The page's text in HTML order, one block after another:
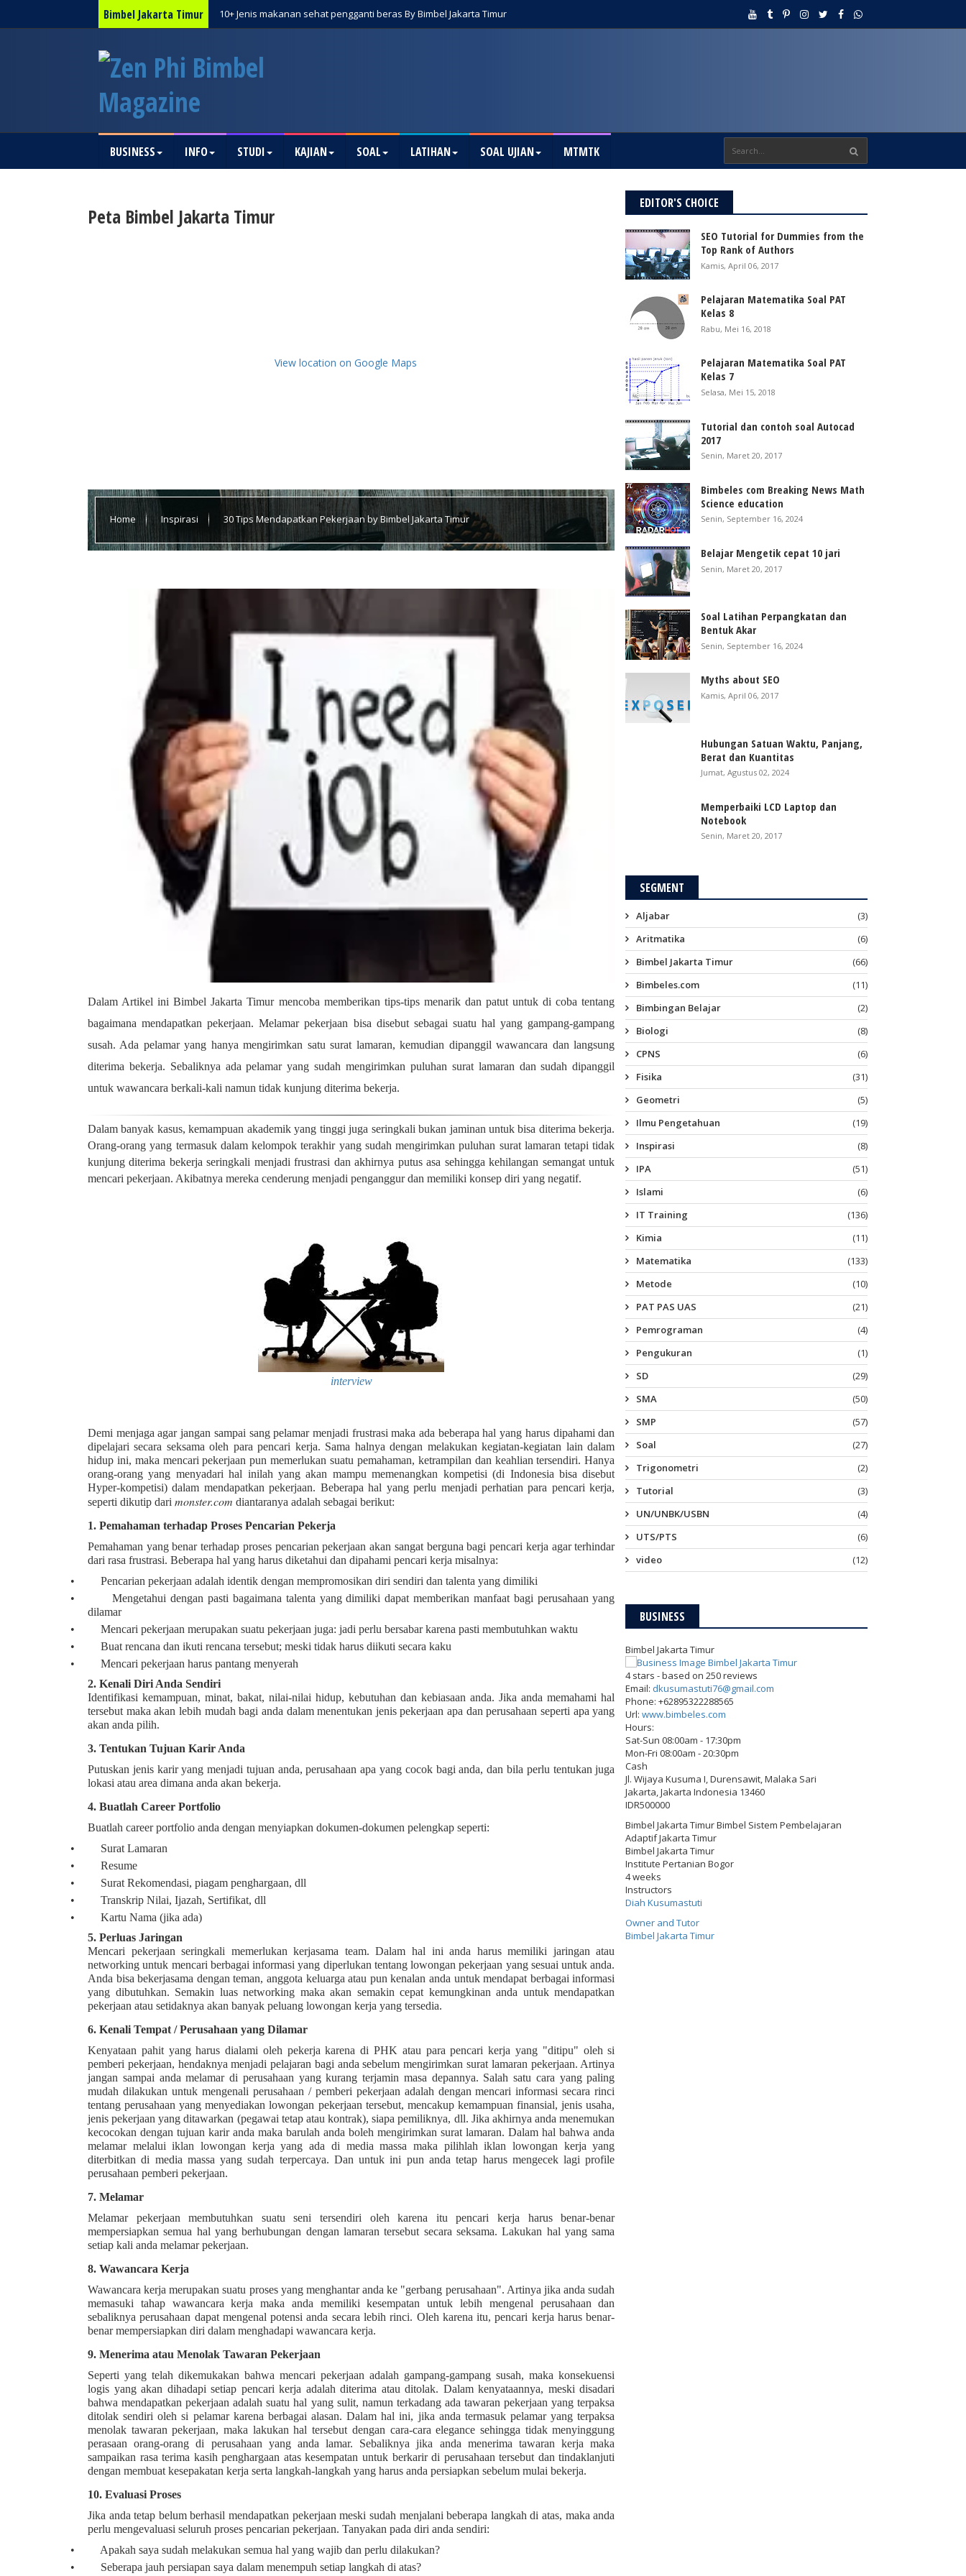
Bimbel Jakarta Timur 10+ Jenis makanan sehat pengganti beras By Bimbel Jakarta Timur
BUSINESS INFO STUDI KAJIAN SOAL LATIHAN SOAL UJIAN MTMTK
Peta Bimbel Jakarta Timur
View location on Google Maps
Home Inspirasi 30 Tips Mendapatkan Pekerjaan by Bimbel Jakarta Timur
Dalam Artikel ini Bimbel Jakarta Timur mencoba memberikan tips-tips menarik dan patut untuk di coba tentang
bagaimana mendapatkan pekerjaan. Melamar pekerjaan bisa disebut sebagai suatu hal yang gampang-gampang
susah. Ada pelamar yang hanya mengirimkan satu surat lamaran, kemudian dipanggil wawancara dan langsung
diterima bekerja. Sebaliknya ada pelamar yang sudah mengirimkan puluhan surat lamaran dan sudah dipanggil
untuk wawancara berkali-kali namun tidak kunjung diterima bekerja.
Dalam banyak kasus, kemampuan akademik yang tinggi juga seringkali bukan jaminan untuk bisa diterima bekerja.
Orang-orang yang termasuk dalam kelompok terakhir yang sudah mengirimkan puluhan surat lamaran tetapi tidak
kunjung diterima bekerja seringkali menjadi frustrasi dan akhirnya putus asa sehingga kehilangan semangat untuk
mencari pekerjaan. Akibatnya mereka cenderung menjadi penganggur dan memiliki konsep diri yang negatif.
interview
Demi menjaga agar jangan sampai sang pelamar menjadi frustrasi maka ada beberapa hal yang harus dipahami dan
dipelajari secara seksama oleh para pencari kerja. Sama halnya dengan melakukan kegiatan-kegiatan lain dalam
hidup ini, maka mencari pekerjaan pun memerlukan suatu pemahaman, ketrampilan dan keahlian tersendiri. Hanya
orang-orang yang menyadari hal inilah yang akan mampu memenangkan kompetisi (di Indonesia bisa disebut
Hyper-kompetisi) dalam mendapatkan pekerjaan. Beberapa hal yang perlu menjadi perhatian para pencari kerja,
seperti dikutip dari monster.com diantaranya adalah sebagai berikut:
1. Pemahaman terhadap Proses Pencarian Pekerja
Pemahaman yang benar terhadap proses pencarian pekerjaan akan sangat berguna bagi pencari kerja agar terhindar
dari rasa frustrasi. Beberapa hal yang harus diketahui dan dipahami pencari kerja misalnya:
•
Pencarian pekerjaan adalah identik dengan mempromosikan diri sendiri dan talenta yang dimiliki
•
Mengetahui dengan pasti bagaimana talenta yang dimiliki dapat memberikan manfaat bagi perusahaan yang
dilamar
•
Mencari pekerjaan merupakan suatu pekerjaan juga: jadi perlu bersabar karena pasti membutuhkan waktu
•
Buat rencana dan ikuti rencana tersebut; meski tidak harus diikuti secara kaku
•
Mencari pekerjaan harus pantang menyerah
2. Kenali Diri Anda Sendiri
Identifikasi kemampuan, minat, bakat, nilai-nilai hidup, kebutuhan dan kebiasaan anda. Jika anda memahami hal
tersebut maka akan lebih mudah bagi anda dalam menentukan jenis pekerjaan apa dan perusahaan seperti apa yang
akan anda pilih.
3. Tentukan Tujuan Karir Anda
Putuskan jenis karir yang menjadi tujuan anda, perusahaan apa yang cocok bagi anda, dan bila perlu tentukan juga
lokasi atau area dimana anda akan bekerja.
4. Buatlah Career Portfolio
Buatlah career portfolio anda dengan menyiapkan dokumen-dokumen pelengkap seperti:
•
Surat Lamaran
•
Resume
•
Surat Rekomendasi, piagam penghargaan, dll
•
Transkrip Nilai, Ijazah, Sertifikat, dll
•
Kartu Nama (jika ada)
5. Perluas Jaringan
Mencari pekerjaan seringkali memerlukan kerjasama team. Dalam hal ini anda harus memiliki jaringan atau
networking untuk mencari berbagai informasi yang diperlukan tentang lowongan pekerjaan yang sesuai untuk anda.
Anda bisa bekerjasama dengan teman, anggota keluarga atau pun kenalan anda untuk mendapat berbagai informasi
yang dibutuhkan. Semakin luas networking maka akan semakin cepat kemungkinan anda untuk mendapatkan
pekerjaan atau setidaknya akan banyak peluang lowongan kerja yang tersedia.
6. Kenali Tempat / Perusahaan yang Dilamar
Kenyataan pahit yang harus dialami oleh pekerja karena di PHK atau para pencari kerja yang "ditipu" oleh si
pemberi pekerjaan, hendaknya menjadi pelajaran bagi anda sebelum mengirimkan surat lamaran pekerjaan. Artinya
jangan sampai anda melamar di perusahaan yang kurang terjamin masa depannya. Salah satu cara yang paling
mudah dilakukan untuk mengenali perusahaan / pemberi pekerjaan adalah dengan mencari informasi secara rinci
tentang perusahaan yang menyediakan lowongan pekerjaan tersebut, mencakup kemampuan finansial, jenis usaha,
jenis pekerjaan yang ditawarkan (pegawai tetap atau kontrak), siapa pemiliknya, dll. Jika akhirnya anda menemukan
kecocokan dengan tujuan karir anda maka barulah anda boleh mengirimkan surat lamaran. Dalam hal bahwa anda
melamar melalui iklan lowongan kerja yang ada di media massa maka pilihlah iklan lowongan kerja yang
diterbitkan di media massa yang sudah terpercaya. Dan untuk ini pun anda tetap harus mengecek lagi profile
perusahaan pemberi pekerjaan.
7. Melamar
Melamar pekerjaan membutuhkan suatu seni tersendiri oleh karena itu pencari kerja harus benar-benar
mempersiapkan semua hal yang berhubungan dengan lamaran tersebut secara seksama. Lakukan hal yang sama
setiap kali anda melamar pekerjaan.
8. Wawancara Kerja
Wawancara kerja merupakan suatu proses yang menghantar anda ke "gerbang perusahaan". Artinya jika anda sudah
memasuki tahap wawancara kerja maka anda memiliki kesempatan untuk lebih mengenal perusahaan dan
sebaliknya perusahaan dapat mengenal potensi anda secara lebih rinci. Oleh karena itu, pencari kerja harus benar-
benar mempersiapkan diri dalam menghadapi wawancara kerja.
9. Menerima atau Menolak Tawaran Pekerjaan
Seperti yang telah dikemukakan bahwa mencari pekerjaan adalah gampang-gampang susah, maka konsekuensi
logis yang akan dihadapi setiap pencari kerja adalah diterima atau ditolak. Dalam kenyataannya, meski disadari
bahwa mendapatkan pekerjaan adalah suatu hal yang sulit, namun terkadang ada tawaran pekerjaan yang terpaksa
ditolak sendiri oleh si pelamar karena berbagai alasan. Dalam hal ini, jika anda termasuk pelamar yang terpaksa
menolak tawaran pekerjaan, maka lakukan hal tersebut dengan cara-cara elegance sehingga tidak menyinggung
perasaan orang-orang di perusahaan yang anda lamar. Sebaliknya jika anda menerima tawaran kerja maka
sampaikan rasa terima kasih penghargaan atas kesempatan untuk berkarir di perusahaan tersebut dan tindaklanjuti
dengan membuat kesepakatan kerja serta langkah-langkah yang harus anda persiapkan sebelum mulai bekerja.
10. Evaluasi Proses
Jika anda tetap belum berhasil mendapatkan pekerjaan meski sudah menjalani beberapa langkah di atas, maka anda
perlu mengevaluasi seluruh proses pencarian pekerjaan. Tanyakan pada diri anda sendiri:
•
Apakah saya sudah melakukan semua hal yang wajib dan perlu dilakukan?
•
Seberapa jauh persiapan saya dalam menempuh setiap langkah di atas?
EDITOR'S CHOICE
SEO Tutorial for Dummies from the
Top Rank of Authors
Kamis, April 06, 2017
Pelajaran Matematika Soal PAT
Kelas 8
Rabu, Mei 16, 2018
Pelajaran Matematika Soal PAT
Kelas 7
Selasa, Mei 15, 2018
Tutorial dan contoh soal Autocad
2017
Senin, Maret 20, 2017
Bimbeles com Breaking News Math
Science education
Senin, September 16, 2024
Belajar Mengetik cepat 10 jari
Senin, Maret 20, 2017
Soal Latihan Perpangkatan dan
Bentuk Akar
Senin, September 16, 2024
Myths about SEO
Kamis, April 06, 2017
Hubungan Satuan Waktu, Panjang,
Berat dan Kuantitas
Jumat, Agustus 02, 2024
Memperbaiki LCD Laptop dan
Notebook
Senin, Maret 20, 2017
SEGMENT
Aljabar
(3)
Aritmatika
(6)
Bimbel Jakarta Timur
(66)
Bimbeles.com
(11)
Bimbingan Belajar
(2)
Biologi
(8)
CPNS
(6)
Fisika
(31)
Geometri
(5)
Ilmu Pengetahuan
(19)
Inspirasi
(8)
IPA
(51)
Islami
(6)
IT Training
(136)
Kimia
(11)
Matematika
(133)
Metode
(10)
PAT PAS UAS
(21)
Pemrograman
(4)
Pengukuran
(1)
SD
(29)
SMA
(50)
SMP
(57)
Soal
(27)
Trigonometri
(2)
Tutorial
(3)
UN/UNBK/USBN
(4)
UTS/PTS
(6)
video
(12)
BUSINESS
Bimbel Jakarta Timur
4stars - based on250reviews
Email: dkusumastuti76@gmail.com
Phone:+62895322288565
Url:www.bimbeles.com
Hours:
Sat-Sun 08:00am - 17:30pm
Mon-Fri 08:00am - 20:30pm
Cash
Jl. Wijaya Kusuma I, Durensawit, Malaka Sari
Jakarta,Jakarta Indonesia 13460
IDR500000
Bimbel Jakarta Timur Bimbel Sistem Pembelajaran
Adaptif Jakarta Timur
Bimbel Jakarta Timur
Institute Pertanian Bogor
4 weeks
Instructors
Diah Kusumastuti
Owner and Tutor
Bimbel Jakarta Timur